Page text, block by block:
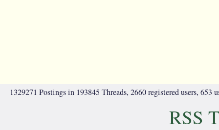
1329271 Postings in 193845 Threads, 2660 registered users, 653
RSS